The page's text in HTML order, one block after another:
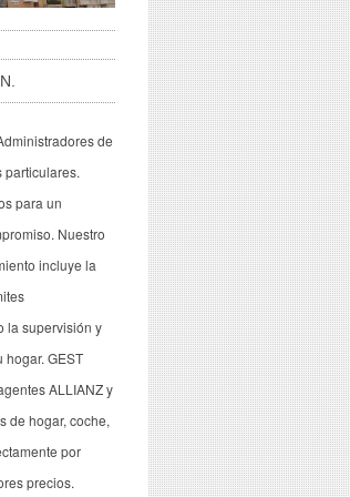
de
particulares.
para un
Nuestro
incluye la
la supervisión y
hogar. GEST
ALLIANZ y
de hogar, coche,
por
precios.